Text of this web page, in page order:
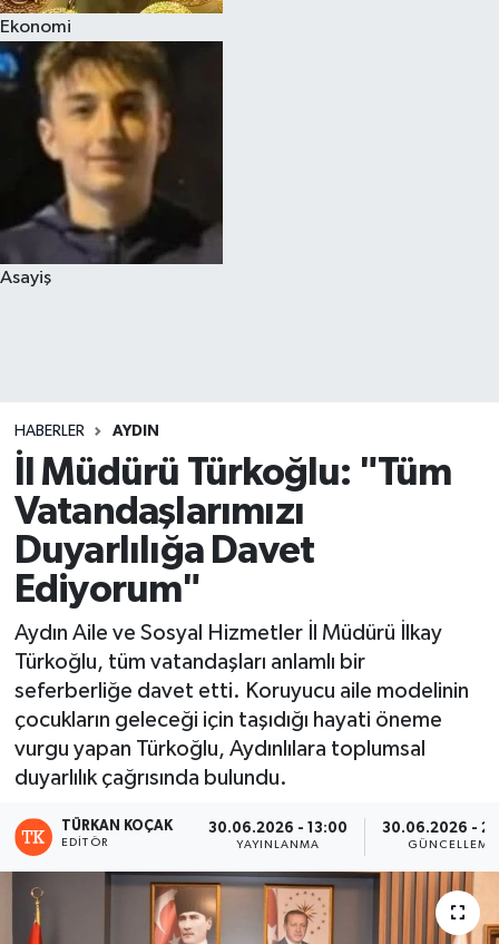
Ekonomi
Asayiş
HABERLER AYDIN
İl Müdürü Türkoğlu: "Tüm
Vatandaşlarımızı
Duyarlılığa Davet
Ediyorum"
Aydın Aile ve Sosyal Hizmetler İl Müdürü İlkay
Türkoğlu, tüm vatandaşları anlamlı bir
seferberliğe davet etti. Koruyucu aile modelinin
çocukların geleceği için taşıdığı hayati öneme
vurgu yapan Türkoğlu, Aydınlılara toplumsal
duyarlılık çağrısında bulundu.
TÜRKAN KOÇAK
EDITÖR
30.06.2026 - 13:00
YAYINLANMA
30.06.2026 -
GÜNCELLEME